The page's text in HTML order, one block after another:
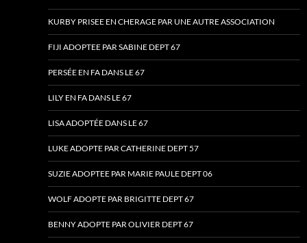
KURBY PRISEE EN CHERAGE PAR UNE AUTRE ASSOCIATION
FIJI ADOPTEE PAR SABINE DEPT 67
PERSÉE EN FA DANS LE 67
LILY EN FA DANS LE 67
LISA ADOPTÉE DANS LE 67
LUKE ADOPTE PAR CATHERINE DEPT 57
SUZIE ADOPTEE PAR MARIE PAULE DEPT 06
WOLF ADOPTE PAR BRIGITTE DEPT 67
BENNY ADOPTE PAR OLIVIER DEPT 67